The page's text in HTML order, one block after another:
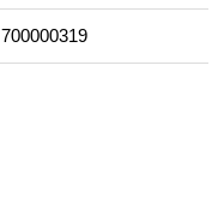
700000319